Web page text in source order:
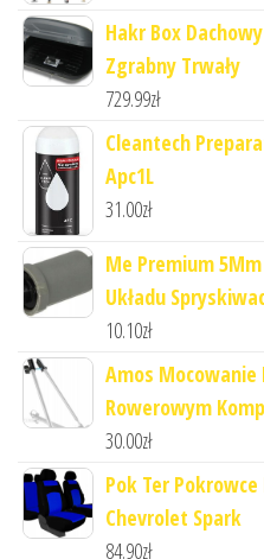
Hakr Box
Zgrabny Trwały
729.99zł
Cleantech
Apc1L
31.00zł
Me Premium
Układu
10.10zł
Amos Mocowanie
Rowerowym
30.00zł
Pok Ter
Chevrolet Spark
84.90zł